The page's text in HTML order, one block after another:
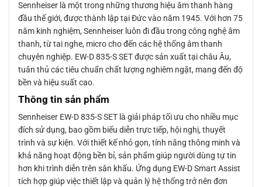
Sennheiser là một trong những thương hiệu âm thanh hàng
đầu thế giới, được thành lập tại Đức vào năm 1945. Với hơn 75
năm kinh nghiệm, Sennheiser luôn đi đầu trong công nghệ âm
thanh, từ tai nghe, micro cho đến các hệ thống âm thanh
chuyên nghiệp. EW-D 835-S SET được sản xuất tại châu Âu,
tuân thủ các tiêu chuẩn chất lượng nghiêm ngặt, mang đến độ
bền và hiệu suất cao.
Thông tin sản phẩm
Sennheiser EW-D 835-S SET là giải pháp tối ưu cho nhiều mục
đích sử dụng, bao gồm biểu diễn trực tiếp, hội nghị, thuyết
trình và sự kiện. Với thiết kế nhỏ gọn, tính năng thông minh và
khả năng hoạt động bền bỉ, sản phẩm giúp người dùng tự tin
hơn khi trình diễn trên sân khấu. Ứng dụng EW-D Smart Assist
tích hợp giúp việc thiết lập và quản lý hệ thống trở nên đơn